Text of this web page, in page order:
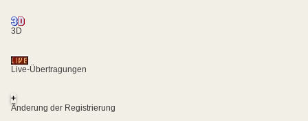
3D
Live-Übertragungen
+
Änderung der Registrierung